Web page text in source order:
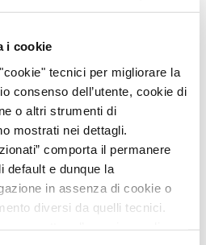
i cookie
tecnici per migliorare la
consenso dell’utente, cookie di
o altri strumenti di
mostrati nei dettagli.
comporta il permanere
default e dunque la
in assenza di cookie o
diversi da quelli tecnici.
così come adottate dal Working
delle istruzioni scritte
spagnola.